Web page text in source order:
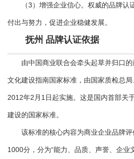
（3）增强企业信心。权威的品牌
付出与努力，促进企业稳健发展。
抚州 品牌认证依据
由中国商业联合会牵头起草并归口
文化建设指南国家标准，由国家质检总
2012年2月1日起实施。这是国内首部关
建设的国家标准。
该标准的核心内容为商业企业品牌
1000分，分为“能力、品质、声誉、企业